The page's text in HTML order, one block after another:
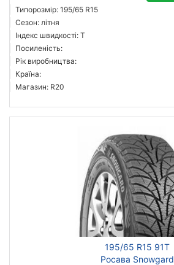
Типорозмір: 195/65 R15
Сезон: літня
Індекс швидкості: T
Посиленість:
Рік виробництва:
Країна:
Магазин: R20
195/65 R15 91T
Росава Snowgard
Michelin
Continental
Sailun
Goodyear
Тип транспортного засобу
Рік виробництва